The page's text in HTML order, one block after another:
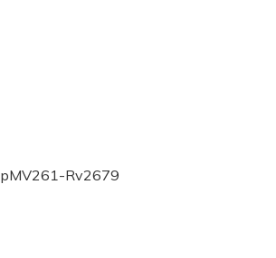
pMV261-Rv2679